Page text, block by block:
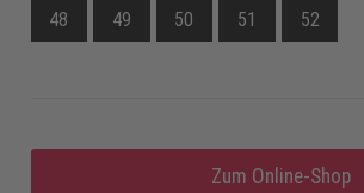
48 49 50 51 52
Zum Online-Shop